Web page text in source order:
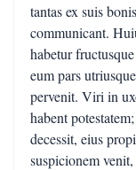
tantas ex suis
communicant.
habetur
eum pars
pervenit. Viri in
habent
decessit, eius
suspicionem